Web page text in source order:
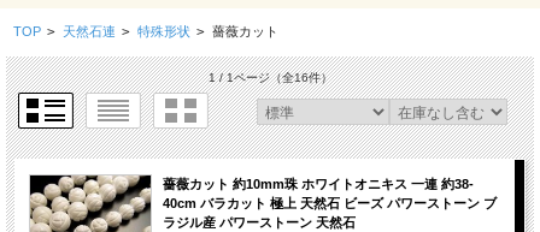
TOP > 天然石連 > 特殊形状 > 薔薇カット
1 / 1ページ（全16件）
薔薇カット 約10mm珠 ホワイトオニキス 一連 約38-
40cm バラカット 極上 天然石 ビーズ パワーストーン ブ
ラジル産 パワーストーン 天然石